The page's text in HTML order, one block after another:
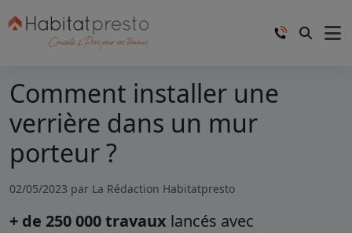
Comment installer une
verrière dans un mur
porteur ?
02/05/2023 par La Rédaction Habitatpresto
+ de 250 000 travaux lancés avec